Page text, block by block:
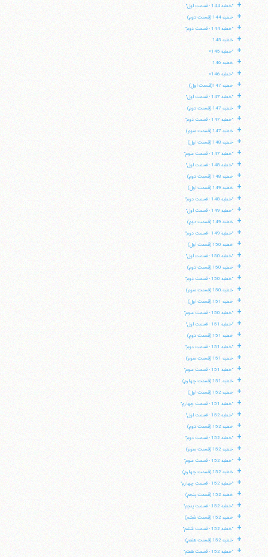
+ "خطبه 144 - قسمت اول"
+ خطبه 144 (قسمت دوم)
+ "خطبه 144 - قسمت دوم"
+ خطبه 145
+ "خطبه 145»
+ خطبه 146
+ "خطبه 146»
+ خطبه 147(قسمت اول)
+ "خطبه 147 - قسمت اول"
+ خطبه 147 (قسمت دوم)
+ "خطبه 147 - قسمت دوم"
+ خطبه 147 (قسمت سوم)
+ خطبه 148 (قسمت اول)
+ "خطبه 147 - قسمت سوم"
+ "خطبه 148 - قسمت اول"
+ خطبه 148 (قسمت دوم)
+ خطبه 149 (قسمت اول)
+ "خطبه 148 - قسمت دوم"
+ "خطبه 149 - قسمت اول"
+ خطبه 149 (قسمت دوم)
+ "خطبه 149 - قسمت دوم"
+ خطبه 150 (قسمت اول)
+ "خطبه 150 - قسمت اول"
+ خطبه 150 (قسمت دوم)
+ "خطبه 150 - قسمت دوم"
+ خطبه 150 (قسمت سوم)
+ خطبه 151 (قسمت اول)
+ "خطبه 150 - قسمت سوم"
+ "خطبه 151 - قسمت اول"
+ خطبه 151 (قسمت دوم)
+ "خطبه 151 - قسمت دوم"
+ خطبه 151 (قسمت سوم)
+ "خطبه 151 - قسمت سوم"
+ خطبه 151 (قسمت چهارم)
+ خطبه 152 (قسمت اول)
+ "خطبه 151 - قسمت چهارم"
+ "خطبه 152 - قسمت اول"
+ خطبه 152 (قسمت دوم)
+ "خطبه 152 - قسمت دوم"
+ خطبه 152 (قسمت سوم)
+ "خطبه 152 - قسمت سوم"
+ خطبه 152 (قسمت چهارم)
+ "خطبه 152 - قسمت چهارم"
+ خطبه 152 (قسمت پنجم)
+ "خطبه 152 - قسمت پنجم"
+ خطبه 152 (قسمت ششم)
+ "خطبه 152 - قسمت ششم"
+ خطبه 152 (قسمت هفتم)
+ "خطبه 152 - قسمت هفتم"